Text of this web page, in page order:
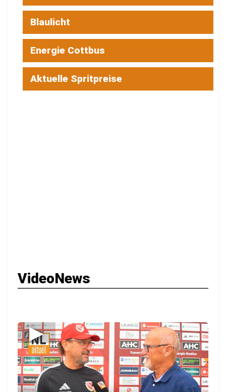
Blaulicht
Energie Cottbus
Aktuelle Spritpreise
VideoNews
▶